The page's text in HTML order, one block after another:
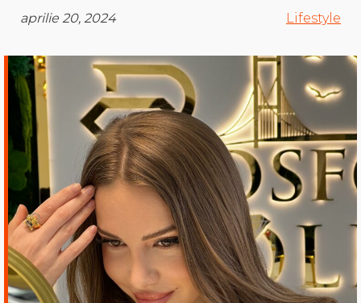
aprilie 20, 2024 Lifestyle